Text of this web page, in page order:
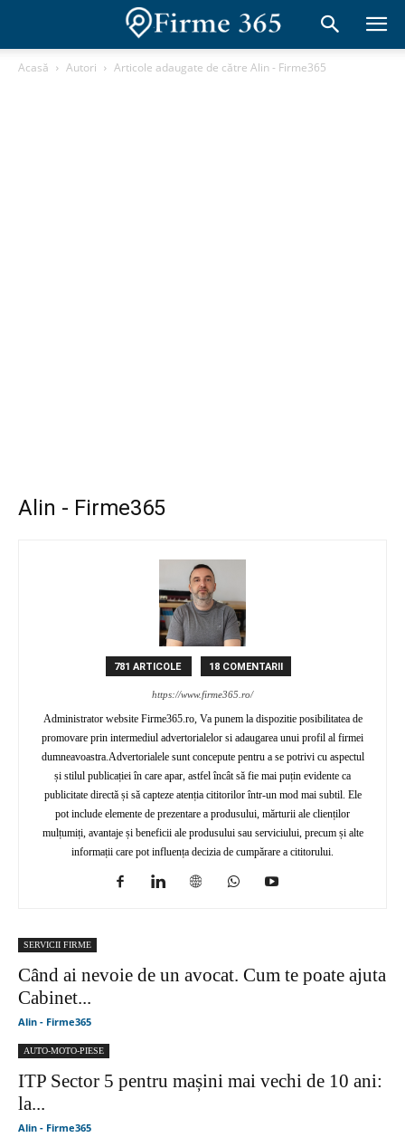
Acasă Autori Articole adaugate de către Alin - Firme365
Alin - Firme365
781 ARTICOLE 18 COMENTARII
https://www.firme365.ro/
Administrator website Firme365.ro, Va punem la dispozitie posibilitatea de
promovare prin intermediul advertorialelor si adaugarea unui profil al firmei
dumneavoastra.Advertorialele sunt concepute pentru a se potrivi cu aspectul
și stilul publicației în care apar, astfel încât să fie mai puțin evidente ca
publicitate directă și să capteze atenția cititorilor într-un mod mai subtil. Ele
pot include elemente de prezentare a produsului, mărturii ale clienților
mulțumiți, avantaje și beneficii ale produsului sau serviciului, precum și alte
informații care pot influența decizia de cumpărare a cititorului.
SERVICII FIRME
Când ai nevoie de un avocat. Cum te poate ajuta
Cabinet...
Alin - Firme365
AUTO-MOTO-PIESE
ITP Sector 5 pentru mașini mai vechi de 10 ani:
la...
Alin - Firme365